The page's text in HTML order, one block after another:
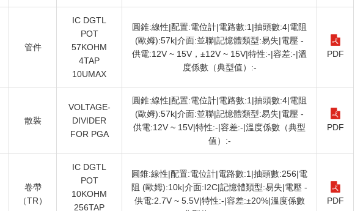
管件
IC DGTL
POT
57KOHM
4TAP
10UMAX
圓錐:線性|配置:電位計|電路數:1|抽頭數:4|電阻
(歐姆):57k|介面:並聯|記憶體類型:易失|電壓 -
供電:12V ~ 15V，±12V ~ 15V|特性:-|容差:-|溫
度係數（典型值）:-
PDF
散裝
VOLTAGE-
DIVIDER
FOR PGA
圓錐:線性|配置:電位計|電路數:1|抽頭數:4|電阻
(歐姆):57k|介面:並聯|記憶體類型:易失|電壓 -
供電:12V ~ 15V|特性:-|容差:-|溫度係數（典型
值）:-
PDF
卷帶
（TR）
IC DGTL
POT
10KOHM
256TAP
圓錐:線性|配置:電位計|電路數:1|抽頭數:256|電
阻 (歐姆):10k|介面:I2C|記憶體類型:易失|電壓 -
供電:2.7V ~ 5.5V|特性:-|容差:±20%|溫度係數
PDF